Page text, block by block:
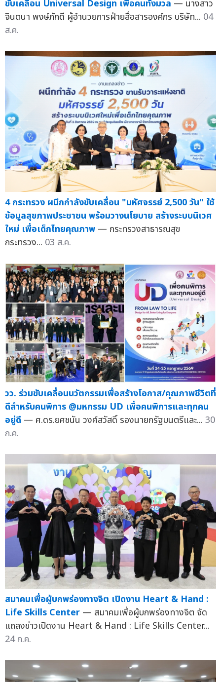
ขับเคลื่อน Universal Design เพื่อคนทั้งมวล — นางสาว
จินตนา พงษ์ภักดี ผู้อำนวยการฝ่ายสื่อสารองค์กร บริษัท... 04
ส.ค.
4 กระทรวง ผนึกกำลังขับเคลื่อน "มหัศจรรย์ 2,500 วัน" ใช้
ข้อมูลสุขภาพประชาชน พร้อมวางนโยบาย สร้างระบบนิเวศ
ใหม่ เพื่อเด็กไทยคุณภาพ — กระทรวงสาธารณสุข
กระทรวง... 03 ส.ค.
วว. ร่วมขับเคลื่อนนวัตกรรมเพื่อสร้างโอกาส/คุณภาพชีวิตที่
ดีสำหรับคนพิการ @มหกรรม UD เพื่อคนพิการและทุกคน
อยู่ดี — ศ.ดร.ยศชนัน วงศ์สวัสดิ์ รองนายกรัฐมนตรีและ... 30
ก.ค.
สมาคมเพื่อผู้บกพร่องทางจิต เปิดงาน Heart & Hand :
Life Skills Center — สมาคมเพื่อผู้บกพร่องทางจิต จัด
แถลงข่าวเปิดงาน Heart & Hand : Life Skills Center...
24 ก.ค.